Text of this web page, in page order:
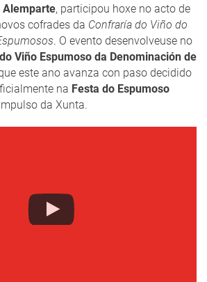
Alemparte, participou hoxe no acto de
cofrades da Confraría do Viño do
. O evento desenvolveuse no
Viño Espumoso da Denominación de
este ano avanza con paso decidido
na Festa do Espumoso
da Xunta.